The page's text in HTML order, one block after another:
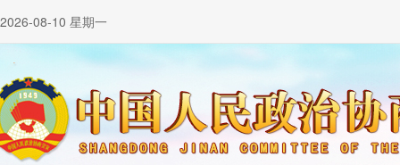
2026-08-10 星期一